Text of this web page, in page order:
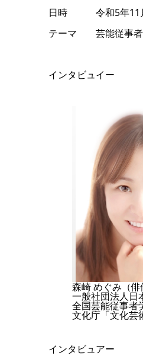
日時 令和5年11
テーマ 芸能従事者
インタビュイー
森崎 めぐみ（俳
一般社団法人
全国芸能従事者
文化庁「文化芸
インタビュアー